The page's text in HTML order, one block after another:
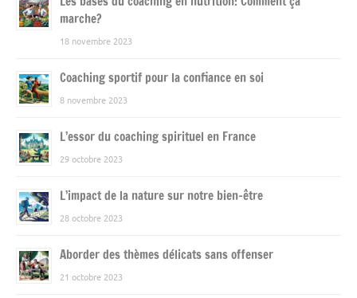
marche?
18 novembre 2023
Coaching sportif pour la confiance en soi
8 novembre 2023
L’essor du coaching spirituel en France
29 octobre 2023
L’impact de la nature sur notre bien-être
28 octobre 2023
Aborder des thèmes délicats sans offenser
21 octobre 2023